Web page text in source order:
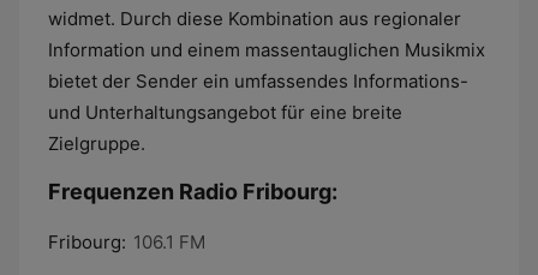
widmet. Durch diese Kombination aus regionaler
Information und einem massentauglichen Musikmix
bietet der Sender ein umfassendes Informations-
und Unterhaltungsangebot für eine breite
Zielgruppe.
Frequenzen Radio Fribourg:
Fribourg: 106.1 FM